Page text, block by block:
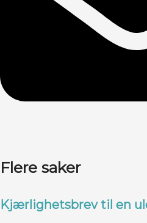
Flere saker
Kjærlighetsbrev til en